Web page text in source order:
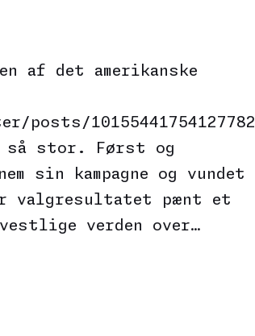
af det amerikanske
posts/10155441754127782
så stor. Først og
sin kampagne og vundet
valgresultatet pænt et
verden over…